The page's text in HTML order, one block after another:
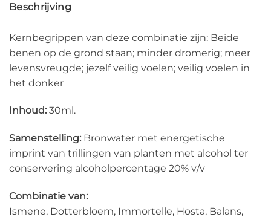
Beschrijving
Kernbegrippen van deze combinatie zijn: Beide
benen op de grond staan; minder dromerig; meer
levensvreugde; jezelf veilig voelen; veilig voelen in
het donker
Inhoud: 30ml.
Samenstelling: Bronwater met energetische
imprint van trillingen van planten met alcohol ter
conservering alcoholpercentage 20% v/v
Combinatie van:
Ismene, Dotterbloem, Immortelle, Hosta, Balans,